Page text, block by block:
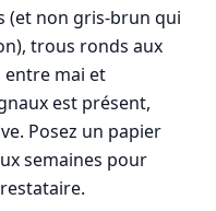
(et non gris-brun qui
trous ronds aux
entre mai et
est présent,
Posez un papier
semaines pour